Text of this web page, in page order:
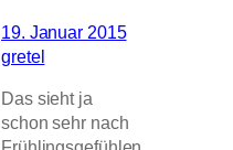
19. Januar 2015
gretel
Das sieht ja
schon sehr nach